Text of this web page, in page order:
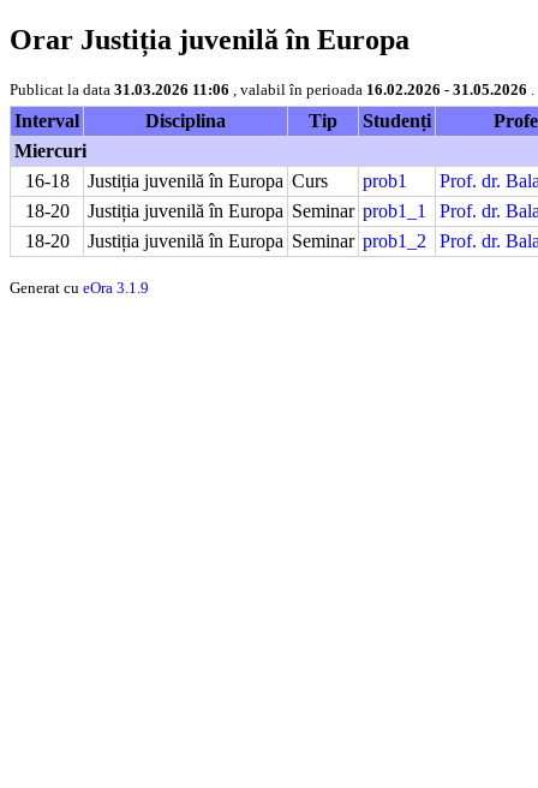
Orar Justiția juvenilă în Europa
Publicat la data 31.03.2026 11:06 , valabil în perioada 16.02.2026 - 31.05.2026
Interval Disciplina Tip Studenți
Miercuri
16-18
Justiția juvenilă în Europa Curs prob1
Prof. dr.
18-20
Justiția juvenilă în Europa Seminar prob1_1
Prof. dr.
18-20
Justiția juvenilă în Europa Seminar prob1_2 Prof. dr.
Generat cu eOra 3.1.9